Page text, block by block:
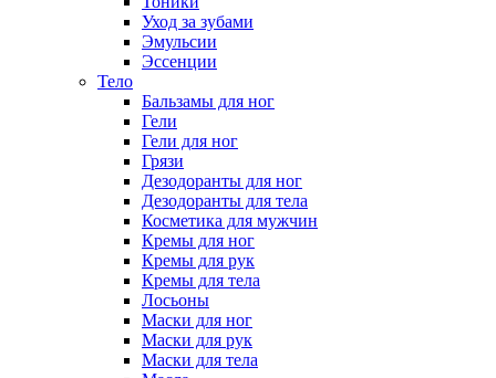
Уход за зубами
Эмульсии
Эссенции
Тело
Бальзамы для ног
Гели
Гели для ног
Грязи
Дезодоранты для ног
Дезодоранты для тела
Косметика для мужчин
Кремы для ног
Кремы для рук
Кремы для тела
Лосьоны
Маски для ног
Маски для рук
Маски для тела